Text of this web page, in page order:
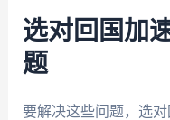
选对回国加
题
要解决这些问题，选